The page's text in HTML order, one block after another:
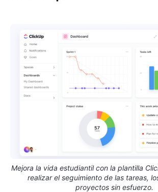
Mejora la vida estudiantil con la plantilla
realizar el seguimiento de las tareas,
proyectos sin esfuerzo.